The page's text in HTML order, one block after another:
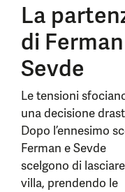
La
di
Sevde
Le tensioni
una decisione
Dopo l’ennesimo
Ferman e Sevde
scelgono di
villa, prendendo le